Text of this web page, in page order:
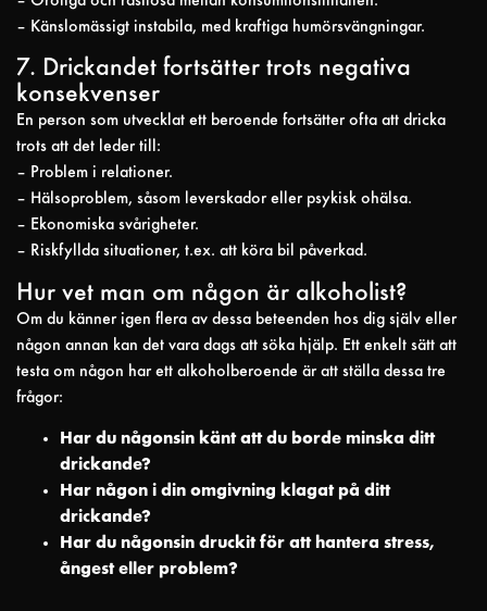
– Känslomässigt instabila, med kraftiga humörsvängningar.
7. Drickandet fortsätter trots negativa
konsekvenser
En person som utvecklat ett beroende fortsätter ofta att dricka
trots att det leder till:
– Problem i relationer.
– Hälsoproblem, såsom leverskador eller psykisk ohälsa.
– Ekonomiska svårigheter.
– Riskfyllda situationer, t.ex. att köra bil påverkad.
Hur vet man om någon är alkoholist?
Om du känner igen flera av dessa beteenden hos dig själv eller
någon annan kan det vara dags att söka hjälp. Ett enkelt sätt att
testa om någon har ett alkoholberoende är att ställa dessa tre
frågor:
Har du någonsin känt att du borde minska ditt
drickande?
Har någon i din omgivning klagat på ditt
drickande?
Har du någonsin druckit för att hantera stress,
ångest eller problem?